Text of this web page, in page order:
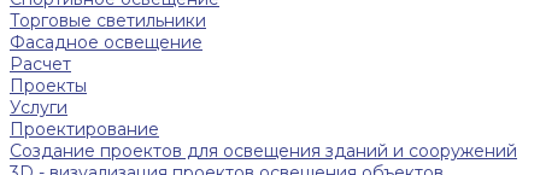
Торговые светильники
Фасадное освещение
Расчет
Проекты
Услуги
Проектирование
Создание проектов для освещения зданий и сооружений